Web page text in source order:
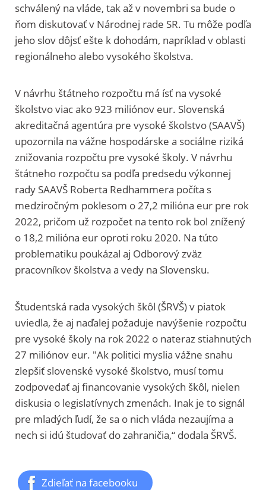
schválený na vláde, tak až v novembri sa bude o
ňom diskutovať v Národnej rade SR. Tu môže podľa
jeho slov dôjsť ešte k dohodám, napríklad v oblasti
regionálneho alebo vysokého školstva.
V návrhu štátneho rozpočtu má ísť na vysoké
školstvo viac ako 923 miliónov eur. Slovenská
akreditačná agentúra pre vysoké školstvo (SAAVŠ)
upozornila na vážne hospodárske a sociálne riziká
znižovania rozpočtu pre vysoké školy. V návrhu
štátneho rozpočtu sa podľa predsedu výkonnej
rady SAAVŠ Roberta Redhammera počíta s
medziročným poklesom o 27,2 milióna eur pre rok
2022, pričom už rozpočet na tento rok bol znížený
o 18,2 milióna eur oproti roku 2020. Na túto
problematiku poukázal aj Odborový zväz
pracovníkov školstva a vedy na Slovensku.
Študentská rada vysokých škôl (ŠRVŠ) v piatok
uviedla, že aj naďalej požaduje navýšenie rozpočtu
pre vysoké školy na rok 2022 o nateraz stiahnutých
27 miliónov eur. "Ak politici myslia vážne snahu
zlepšiť slovenské vysoké školstvo, musí tomu
zodpovedať aj financovanie vysokých škôl, nielen
diskusia o legislatívnych zmenách. Inak je to signál
pre mladých ľudí, že sa o nich vláda nezaujíma a
nech si idú študovať do zahraničia,“ dodala ŠRVŠ.
Zdieľať na facebooku